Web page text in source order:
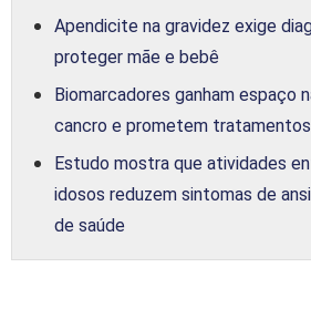
Apendicite na gravidez exige
proteger mãe e bebê
Biomarcadores ganham espaço
cancro e prometem
Estudo mostra que atividades
idosos reduzem sintomas de
de saúde